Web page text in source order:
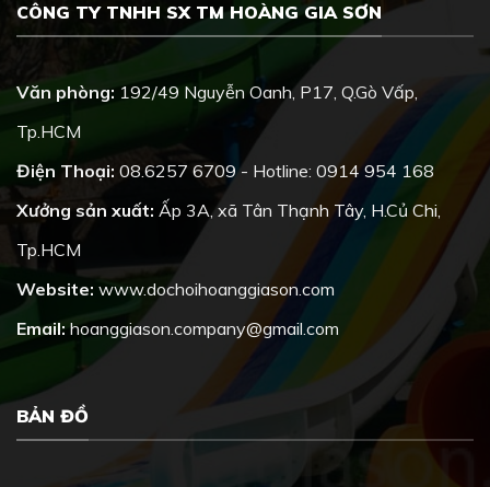
CÔNG TY TNHH SX TM HOÀNG GIA SƠN
Văn phòng: 192/49 Nguyễn Oanh, P17, Q.Gò Vấp,
Tp.HCM
Điện Thoại: 08.6257 6709 - Hotline: 0914 954 168
Xưởng sản xuất: Ấp 3A, xã Tân Thạnh Tây, H.Củ Chi,
Tp.HCM
Website: www.dochoihoanggiason.com
Email:hoanggiason.company@gmail.com
BẢN ĐỒ